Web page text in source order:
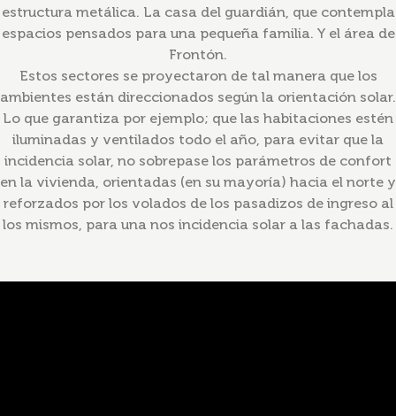
estructura metálica. La casa del guardián, que contempla
espacios pensados para una pequeña familia. Y el área de
Frontón.
Estos sectores se proyectaron de tal manera que los
ambientes están direccionados según la orientación solar.
Lo que garantiza por ejemplo; que las habitaciones estén
iluminadas y ventilados todo el año, para evitar que la
incidencia solar, no sobrepase los parámetros de confort
en la vivienda, orientadas (en su mayoría) hacia el norte y
reforzados por los volados de los pasadizos de ingreso al
los mismos, para una nos incidencia solar a las fachadas.